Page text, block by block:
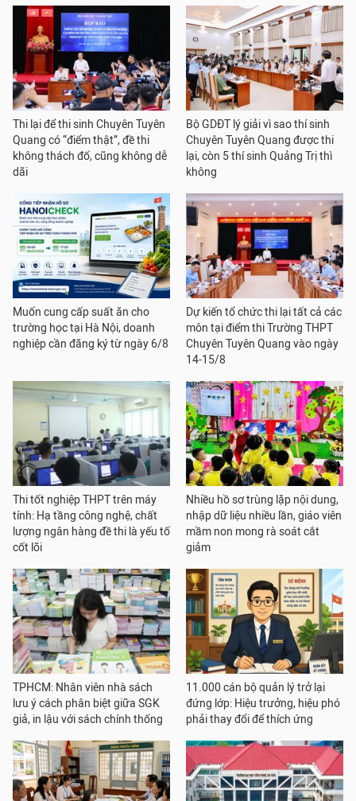
Thi lại để thi sinh Chuyên Tuyên
Quang có “điểm thật”, đề thi
không thách đố, cũng không dễ
dãi
Bộ GDĐT lý giải vì sao thí sinh
Chuyên Tuyên Quang được thi
lại, còn 5 thí sinh Quảng Trị thì
không
Muốn cung cấp suất ăn cho
trường học tại Hà Nội, doanh
nghiệp cần đăng ký từ ngày 6/8
Dự kiến tổ chức thi lại tất cả các
môn tại điểm thi Trường THPT
Chuyên Tuyên Quang vào ngày
14-15/8
Thi tốt nghiệp THPT trên máy
tính: Hạ tầng công nghệ, chất
lượng ngân hàng đề thi là yếu tố
cốt lõi
Nhiều hồ sơ trùng lặp nội dung,
nhập dữ liệu nhiều lần, giáo viên
mầm non mong rà soát cắt
giảm
TPHCM: Nhân viên nhà sách
lưu ý cách phân biệt giữa SGK
giả, in lậu với sách chính thống
11.000 cán bộ quản lý trở lại
đứng lớp: Hiệu trưởng, hiệu phó
phải thay đổi để thích ứng